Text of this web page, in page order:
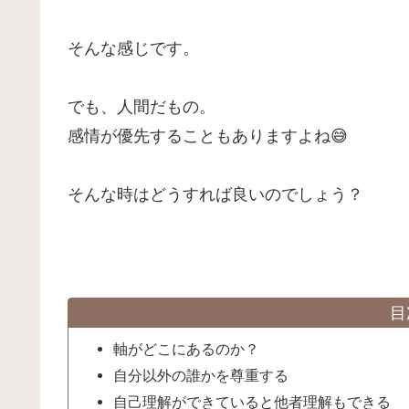
そんな感じです。
でも、人間だもの。
感情が優先することもありますよね😅
そんな時はどうすれば良いのでしょう？
軸がどこにあるのか？
自分以外の誰かを尊重する
自己理解ができていると他者理解もできる